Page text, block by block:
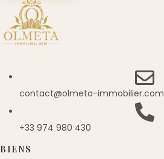
contact@olmeta-immobilier.com
+33 974 980 430
BIENS